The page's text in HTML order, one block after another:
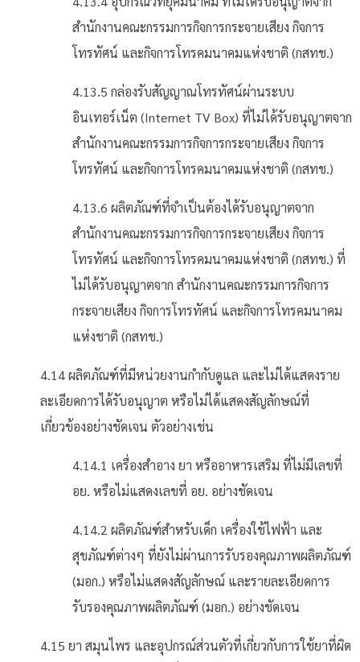
สำนักงานคณะกรรมการกิจการกระจายเสียง กิจการ
โทรทัศน์ และกิจการโทรคมนาคมแห่งชาติ (กสทช.)
4.13.5 กล่องรับสัญญาณโทรทัศน์ผ่านระบบ
อินเทอร์เน็ต (Internet TV Box) ที่ไม่ได้รับอนุญาตจาก
สำนักงานคณะกรรมการกิจการกระจายเสียง กิจการ
โทรทัศน์ และกิจการโทรคมนาคมแห่งชาติ (กสทช.)
4.13.6 ผลิตภัณฑ์ที่จำเป็นต้องได้รับอนุญาตจาก
สำนักงานคณะกรรมการกิจการกระจายเสียง กิจการ
โทรทัศน์ และกิจการโทรคมนาคมแห่งชาติ (กสทช.) ที่
ไม่ได้รับอนุญาตจาก สำนักงานคณะกรรมการกิจการ
กระจายเสียง กิจการโทรทัศน์ และกิจการโทรคมนาคม
แห่งชาติ (กสทช.)
4.14 ผลิตภัณฑ์ที่มีหน่วยงานกำกับดูแล และไม่ได้แสดงราย
ละเอียดการได้รับอนุญาต หรือไม่ได้แสดงสัญลักษณ์ที่
เกี่ยวข้องอย่างชัดเจน ตัวอย่างเช่น
4.14.1 เครื่องสำอาง ยา หรืออาหารเสริม ที่ไม่มีเลขที่
อย. หรือไม่แสดงเลขที่ อย. อย่างชัดเจน
4.14.2 ผลิตภัณฑ์สำหรับเด็ก เครื่องใช้ไฟฟ้า และ
สุขภัณฑ์ต่างๆ ที่ยังไม่ผ่านการรับรองคุณภาพผลิตภัณฑ์
(มอก.) หรือไม่แสดงสัญลักษณ์ และรายละเอียดการ
รับรองคุณภาพผลิตภัณฑ์ (มอก.) อย่างชัดเจน
4.15 ยา สมุนไพร และอุปกรณ์ส่วนตัวที่เกี่ยวกับการใช้ยาที่ผิด